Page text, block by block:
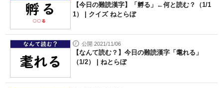
【今日の難読漢字】「孵る」←何と読む？（1/1
1） | クイズ ねとらぼ
公開 2021/11/06
【なんて読む？】今日の難読漢字「耄れる」
（1/2） | ねとらぼ